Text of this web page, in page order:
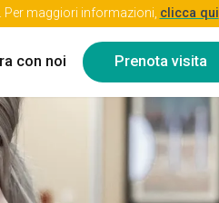
Per maggiori informazioni, clicca qui
con noi Prenota visita